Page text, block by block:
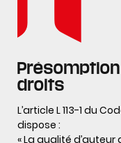
droits
L’article L 113-1 du
dispose :
« La qualité